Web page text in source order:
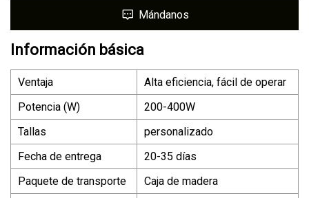
Mándanos
Información básica
Ventaja
Alta eficiencia, fácil de operar
Potencia (W)
200-400W
Tallas
personalizado
Fecha de entrega
20-35 días
Paquete de transporte
Caja de madera